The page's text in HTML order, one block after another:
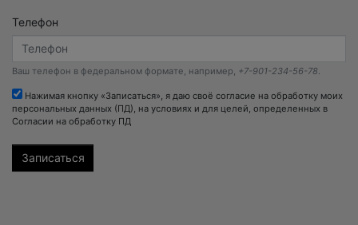
Телефон
Ваш телефон в федеральном формате, например, +7-901-234-56-78.
Нажимая кнопку «Записаться», я даю своё согласие на обработку моих
персональных данных (ПД), на условиях и для целей, определенных в
Согласии на обработку ПД